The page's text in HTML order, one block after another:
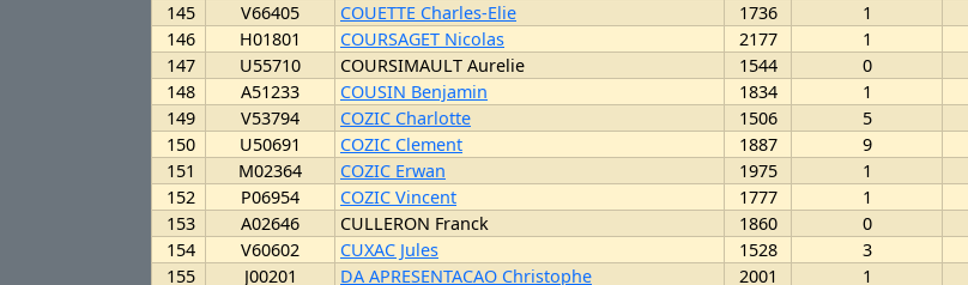
145
V66405 COUETTE Charles-Elie 1736 1
146
H01801 COURSAGET Nicolas 2177 1
147
U55710 COURSIMAULT Aurelie 1544 0
148
A51233 COUSIN Benjamin 1834 1
149
V53794 COZIC Charlotte 1506 5
150
U50691 COZIC Clement 1887 9
151
M02364 COZIC Erwan 1975 1
152
P06954 COZIC Vincent 1777 1
153
A02646 CULLERON Franck 1860 0
154
V60602 CUXAC Jules 1528 3
155
J00201 DA APRESENTACAO Christophe 2001 1